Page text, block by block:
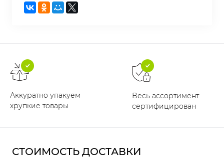
Аккуратно упакуем
хрупкие товары
Весь ассортимент
сертифицирован
СТОИМОСТЬ ДОСТАВКИ